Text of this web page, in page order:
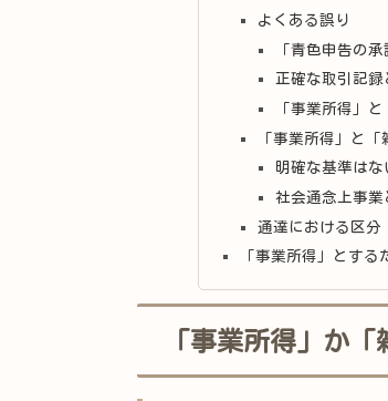
よくある誤り
「青色申告の
正確な取引記
「事業所得」
「事業所得」と
明確な基準はな
社会通念上事業
通達における区分
「事業所得」とする
「事業所得」か